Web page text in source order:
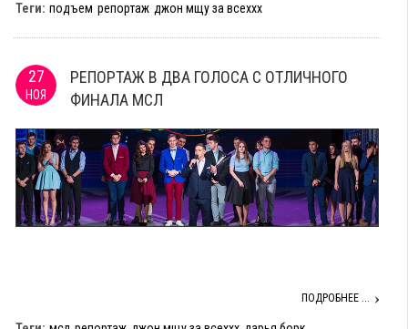
Теги: подъем репортаж джон мщу за всеххх
27
НОЯ
РЕПОРТАЖ В ДВА ГОЛОСА С ОТЛИЧНОГО
ФИНАЛА МСЛ
ПОДРОБНЕЕ ...